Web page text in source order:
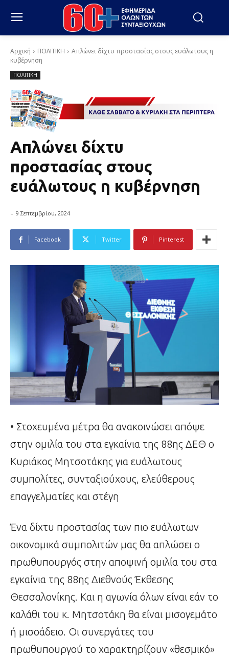
Αρχική ΠΟΛΙΤΙΚΗ
Απλώνει δίχτυ προστασίας στους ευάλωτους η
κυβέρνηση
ΠΟΛΙΤΙΚΗ
Απλώνει δίχτυ
προστασίας στους
ευάλωτους η κυβέρνηση
- 9 Σεπτεμβρίου, 2024
Facebook Twitter Pinterest
• Στοχευμένα μέτρα θα ανακοινώσει απόψε
στην ομιλία του στα εγκαίνια της 88ης ΔΕΘ ο
Κυριάκος Μητσοτάκης για ευάλωτους
συμπολίτες, συνταξιούχους, ελεύθερους
επαγγελματίες και στέγη
Ένα δίχτυ προστασίας των πιο ευάλωτων
οικονομικά συμπολιτών μας θα απλώσει ο
πρωθυπουργός στην αποψινή ομιλία του στα
εγκαίνια της 88ης Διεθνούς Έκθεσης
Θεσσαλονίκης. Και η αγωνία όλων είναι εάν το
καλάθι του κ. Μητσοτάκη θα είναι μισογεμάτο
ή μισοάδειο. Οι συνεργάτες του
πρωθυπουργού το χαρακτηρίζουν «θεσμικό»